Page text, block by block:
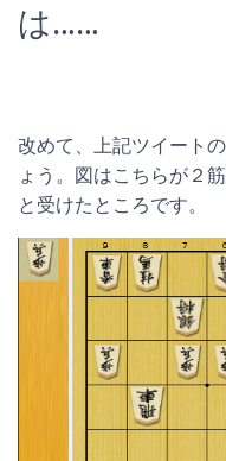
は……
改めて、上記ツイート
ょう。図はこちらが２
と受けたところです。